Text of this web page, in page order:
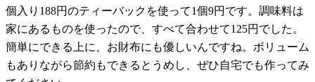
個入り188円のティーバックを使って1個9円です。調味料は
家にあるものを使ったので、すべて合わせて125円でした。
簡単にできる上に、お財布にも優しいんですね。ボリューム
もありながら節約もできるとうめし、ぜひ自宅でも作ってみ